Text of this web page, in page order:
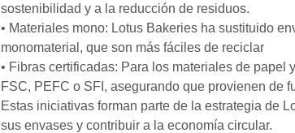
sostenibilidad y a la reducción de residuos.
• Materiales mono: Lotus Bakeries ha sustituido
monomaterial, que son más fáciles de reciclar
• Fibras certificadas: Para los materiales de
FSC, PEFC o SFI, asegurando que provienen de
Estas iniciativas forman parte de la estrategia de
sus envases y contribuir a la economía circular.